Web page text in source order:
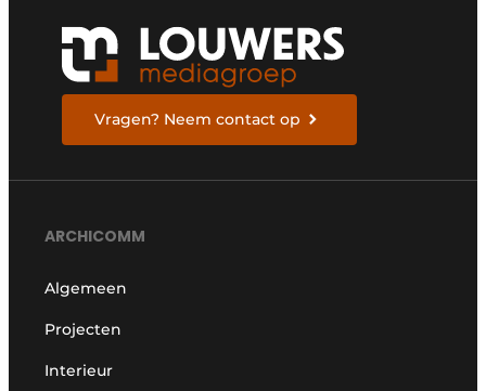
Vragen? Neem contact op
ARCHICOMM
Algemeen
Projecten
Interieur